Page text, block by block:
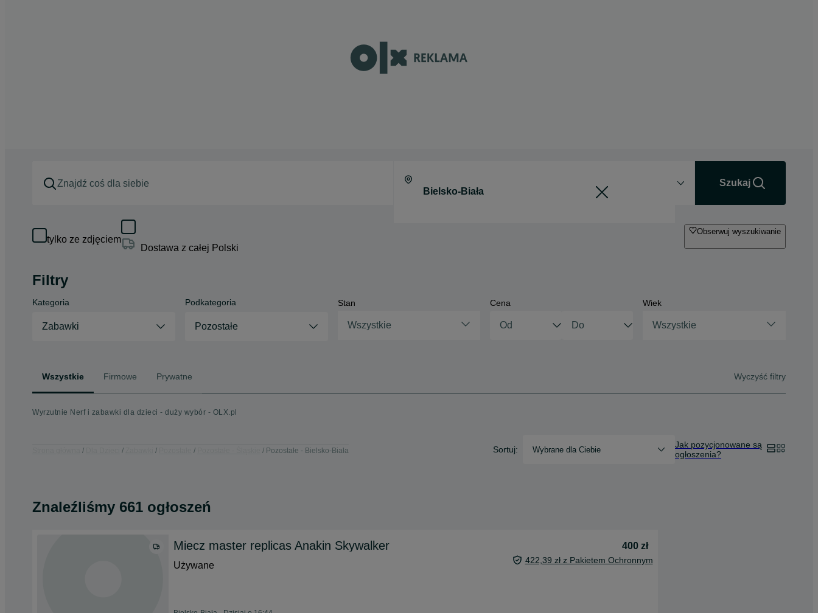
Szukaj
tylko ze zdjęciem
Dostawa z całej Polski
Obserwuj wyszukiwanie
Filtry
Kategoria
Zabawki
Podkategoria
Pozostałe
Stan
Wszystkie
Cena Wiek
Wszystkie
Wszystkie Firmowe Prywatne Wyczyść filtry
Wyrzutnie Nerf i zabawki dla dzieci - duży wybór - OLX.pl
Pozostałe - Bielsko-Biała Sortuj: Wybrane dla Ciebie
Jak pozycjonowane są
ogłoszenia?
Znaleźliśmy 661 ogłoszeń
Miecz master replicas Anakin Skywalker
400 zł
Używane
422,39 zł z Pakietem Ochronnym